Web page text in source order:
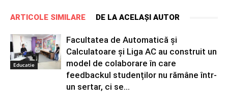
ARTICOLE SIMILARE DE LA ACELAȘI AUTOR
Educatie
Facultatea de Automatică și
Calculatoare și Liga AC au construit un
model de colaborare în care
feedbackul studenților nu rămâne într-
un sertar, ci se...